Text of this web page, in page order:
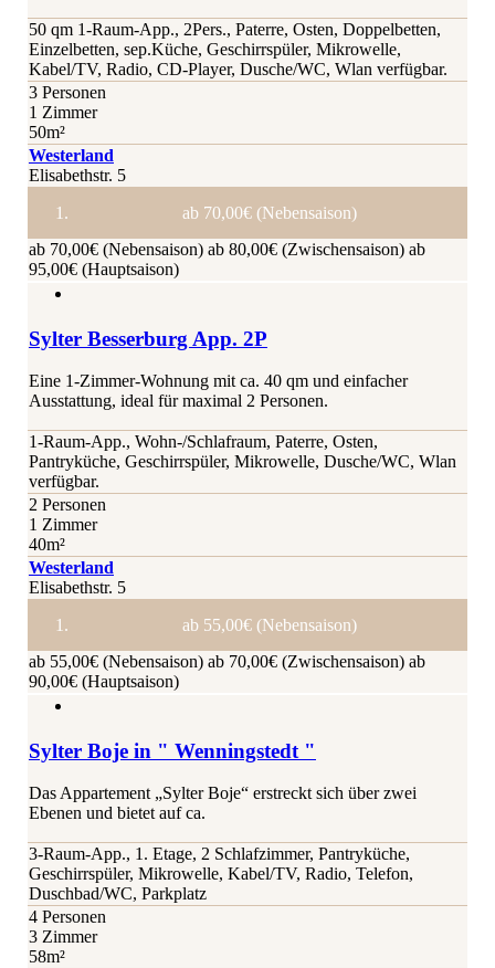
50 qm 1-Raum-App., 2Pers., Paterre, Osten, Doppelbetten,
Einzelbetten, sep.Küche, Geschirrspüler, Mikrowelle,
Kabel/TV, Radio, CD-Player, Dusche/WC, Wlan verfügbar.
3 Personen
1 Zimmer
50m²
Westerland
Elisabethstr. 5
ab 70,00€ (Nebensaison)
ab 70,00€ (Nebensaison) ab 80,00€ (Zwischensaison) ab
95,00€ (Hauptsaison)
Sylter Besserburg App. 2P
Eine 1-Zimmer-Wohnung mit ca. 40 qm und einfacher
Ausstattung, ideal für maximal 2 Personen.
1-Raum-App., Wohn-/Schlafraum, Paterre, Osten,
Pantryküche, Geschirrspüler, Mikrowelle, Dusche/WC, Wlan
verfügbar.
2 Personen
1 Zimmer
40m²
Westerland
Elisabethstr. 5
ab 55,00€ (Nebensaison)
ab 55,00€ (Nebensaison) ab 70,00€ (Zwischensaison) ab
90,00€ (Hauptsaison)
Sylter Boje in " Wenningstedt "
Das Appartement „Sylter Boje“ erstreckt sich über zwei
Ebenen und bietet auf ca.
3-Raum-App., 1. Etage, 2 Schlafzimmer, Pantryküche,
Geschirrspüler, Mikrowelle, Kabel/TV, Radio, Telefon,
Duschbad/WC, Parkplatz
4 Personen
3 Zimmer
58m²